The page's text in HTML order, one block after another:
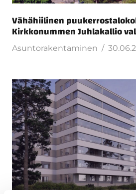
Vähähiilinen
Kirkkonummen Juhlakallio
Asuntorakentaminen